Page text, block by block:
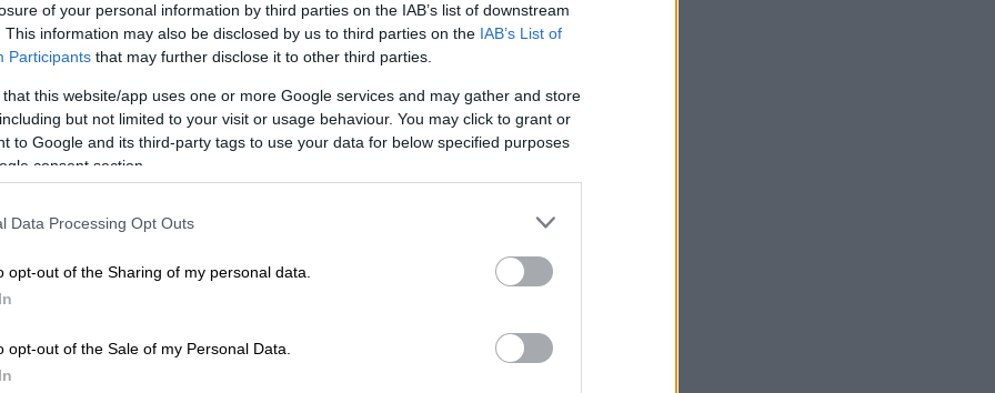
of your personal information by third parties on the IAB’s list of downstream
This information may also be disclosed by us to third parties on the IAB’s List of
Participants that may further disclose it to other third parties.
that this website/app uses one or more Google services and may gather and store
but not limited to your visit or usage behaviour. You may click to grant or
to Google and its third-party tags to use your data for below specified purposes
consent section.
Data Processing Opt Outs
opt-out of the Sharing of my personal data.
opt-out of the Sale of my Personal Data.
Υγεία|21.01.2025 04:00
Επιστήμονες ανακάλυψαν μέθοδο
για τη μετατροπή του διοξειδίου
του άνθρακα σε πρωτεΐνη
Είναι το κλειδί για την επισιτιστική
Υγεία|11.12.2024 04:00